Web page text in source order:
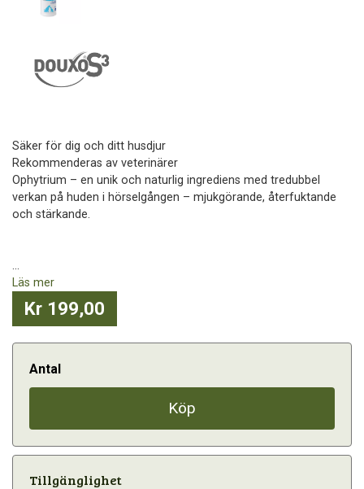
Säker för dig och ditt husdjur
Rekommenderas av veterinärer
Ophytrium – en unik och naturlig ingrediens med tredubbel
verkan på huden i hörselgången – mjukgörande, återfuktande
och stärkande.
...
Läs mer
Kr 199,00
Antal
Köp
Tillgänglighet